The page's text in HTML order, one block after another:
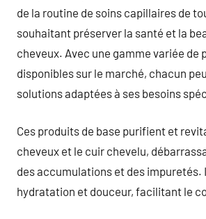
de la routine de soins capillaires de
souhaitant préserver la santé et la
cheveux. Avec une gamme variée de
disponibles sur le marché, chacun
solutions adaptées à ses besoins
Ces produits de base purifient et
cheveux et le cuir chevelu,
des accumulations et des impuretés.
hydratation et douceur, facilitant le